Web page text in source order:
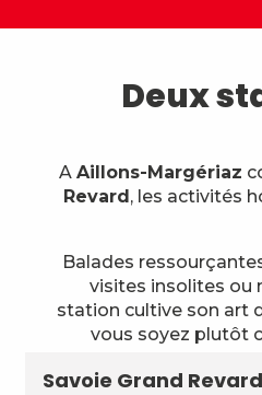
Deux
A Aillons-Margériaz
Revard, les activités
Balades
visites insolites ou
station cultive son art
vous soyez plutôt
gourmet, vous
Aillons Margériaz
Savoie Grand Revard